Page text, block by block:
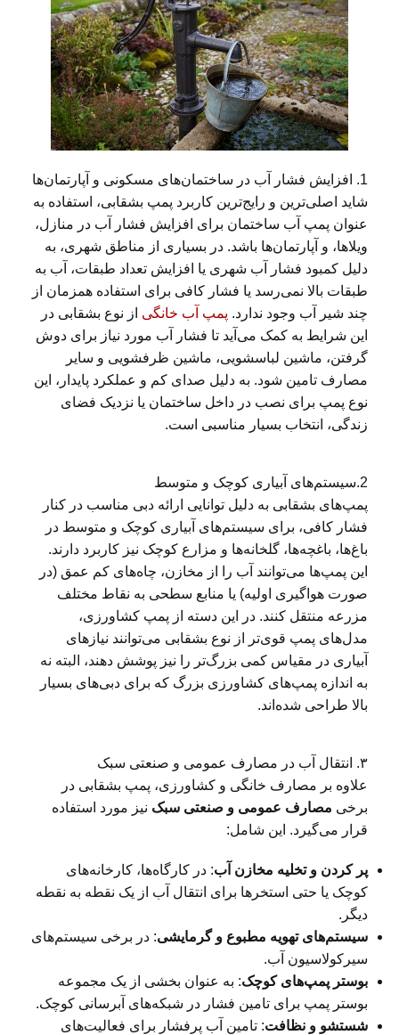
1. افزایش فشار آب در ساختمان‌های مسکونی و آپارتمان‌ها
شاید اصلی‌ترین و رایج‌ترین کاربرد پمپ بشقابی، استفاده به
عنوان پمپ آب ساختمان برای افزایش فشار آب در منازل،
ویلاها، و آپارتمان‌ها باشد. در بسیاری از مناطق شهری، به
دلیل کمبود فشار آب شهری یا افزایش تعداد طبقات، آب به
طبقات بالا نمی‌رسد یا فشار کافی برای استفاده همزمان از
چند شیر آب وجود ندارد. پمپ آب خانگی از نوع بشقابی در
این شرایط به کمک می‌آید تا فشار آب مورد نیاز برای دوش
گرفتن، ماشین لباسشویی، ماشین ظرفشویی و سایر
مصارف تامین شود. به دلیل صدای کم و عملکرد پایدار، این
نوع پمپ برای نصب در داخل ساختمان یا نزدیک فضای
زندگی، انتخاب بسیار مناسبی است.
2.سیستم‌های آبیاری کوچک و متوسط
پمپ‌های بشقابی به دلیل توانایی ارائه دبی مناسب در کنار
فشار کافی، برای سیستم‌های آبیاری کوچک و متوسط در
باغ‌ها، باغچه‌ها، گلخانه‌ها و مزارع کوچک نیز کاربرد دارند.
این پمپ‌ها می‌توانند آب را از مخازن، چاه‌های کم عمق (در
صورت هواگیری اولیه) یا منابع سطحی به نقاط مختلف
مزرعه منتقل کنند. در این دسته از پمپ کشاورزی،
مدل‌های پمپ قوی‌تر از نوع بشقابی می‌توانند نیازهای
آبیاری در مقیاس کمی بزرگ‌تر را نیز پوشش دهند، البته نه
به اندازه پمپ‌های کشاورزی بزرگ که برای دبی‌های بسیار
بالا طراحی شده‌اند.
۳. انتقال آب در مصارف عمومی و صنعتی سبک
علاوه بر مصارف خانگی و کشاورزی، پمپ بشقابی در
برخی مصارف عمومی و صنعتی سبک نیز مورد استفاده
قرار می‌گیرد. این شامل:
پر کردن و تخلیه مخازن آب: در کارگاه‌ها، کارخانه‌های
کوچک یا حتی استخرها برای انتقال آب از یک نقطه به نقطه
دیگر.
سیستم‌های تهویه مطبوع و گرمایشی: در برخی سیستم‌های
سیرکولاسیون آب.
بوستر پمپ‌های کوچک: به عنوان بخشی از یک مجموعه
بوستر پمپ برای تامین فشار در شبکه‌های آبرسانی کوچک.
شستشو و نظافت: تامین آب پرفشار برای فعالیت‌های